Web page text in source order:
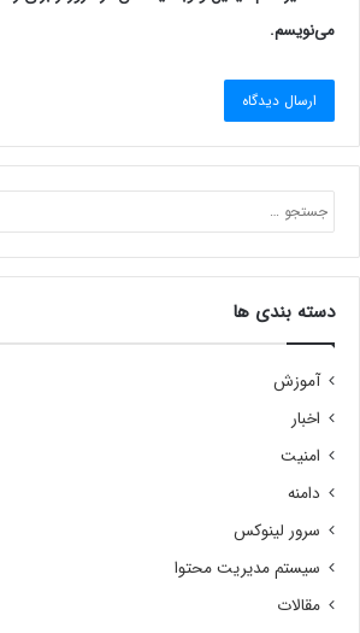
می‌نویسم.
دسته بندی ها
آموزش
اخبار
امنیت
دامنه
سرور لینوکس
سیستم مدیریت محتوا
مقالات